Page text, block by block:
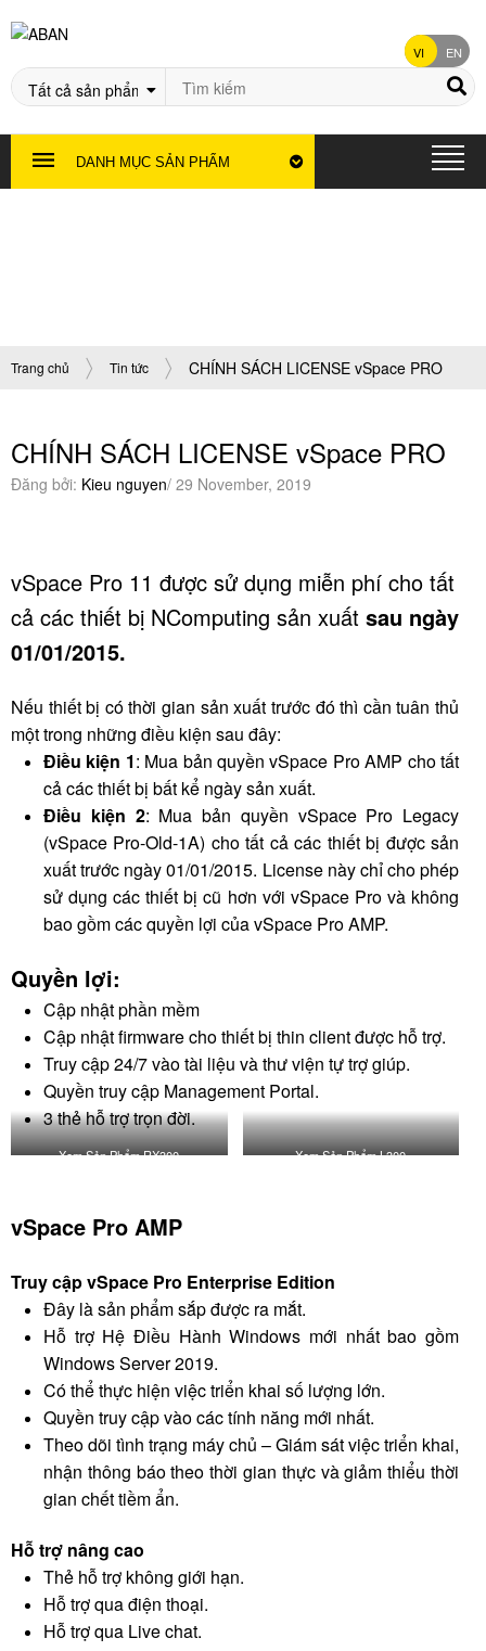
VI EN
DANH MỤC SẢN PHẨM
Trang chủ Tin tức CHÍNH SÁCH LICENSE vSpace PRO
CHÍNH SÁCH LICENSE vSpace PRO
Đăng bởi: Kieu nguyen/ 29 November, 2019
vSpace Pro 11 được sử dụng miễn phí cho tất
cả các thiết bị NComputing sản xuất sau ngày
01/01/2015.
Nếu thiết bị có thời gian sản xuất trước đó thì cần tuân thủ
một trong những điều kiện sau đây:
Điều kiện 1: Mua bản quyền vSpace Pro AMP cho tất
cả các thiết bị bất kể ngày sản xuất.
Điều kiện 2: Mua bản quyền vSpace Pro Legacy
(vSpace Pro-Old-1A) cho tất cả các thiết bị được sản
xuất trước ngày 01/01/2015. License này chỉ cho phép
sử dụng các thiết bị cũ hơn với vSpace Pro và không
bao gồm các quyền lợi của vSpace Pro AMP.
Quyền lợi:
Cập nhật phần mềm
Cập nhật firmware cho thiết bị thin client được hỗ trợ.
Truy cập 24/7 vào tài liệu và thư viện tự trợ giúp.
Quyền truy cập Management Portal.
3 thẻ hỗ trợ trọn đời.
Xem Sản Phẩm RX300 Xem Sản Phẩm L300
vSpace Pro AMP
Truy cập vSpace Pro Enterprise Edition
Đây là sản phẩm sắp được ra mắt.
Hỗ trợ Hệ Điều Hành Windows mới nhất bao gồm
Windows Server 2019.
Có thể thực hiện việc triển khai số lượng lớn.
Quyền truy cập vào các tính năng mới nhất.
Theo dõi tình trạng máy chủ – Giám sát việc triển khai,
nhận thông báo theo thời gian thực và giảm thiểu thời
gian chết tiềm ẩn.
Hỗ trợ nâng cao
Thẻ hỗ trợ không giới hạn.
Hỗ trợ qua điện thoại.
Hỗ trợ qua Live chat.